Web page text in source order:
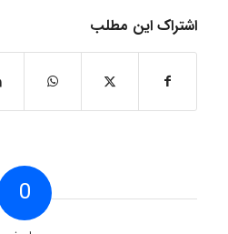
اشتراک این مطلب
0